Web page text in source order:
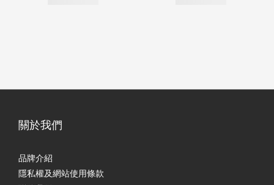
關於我們
品牌介紹
隱私權及網站使用條款